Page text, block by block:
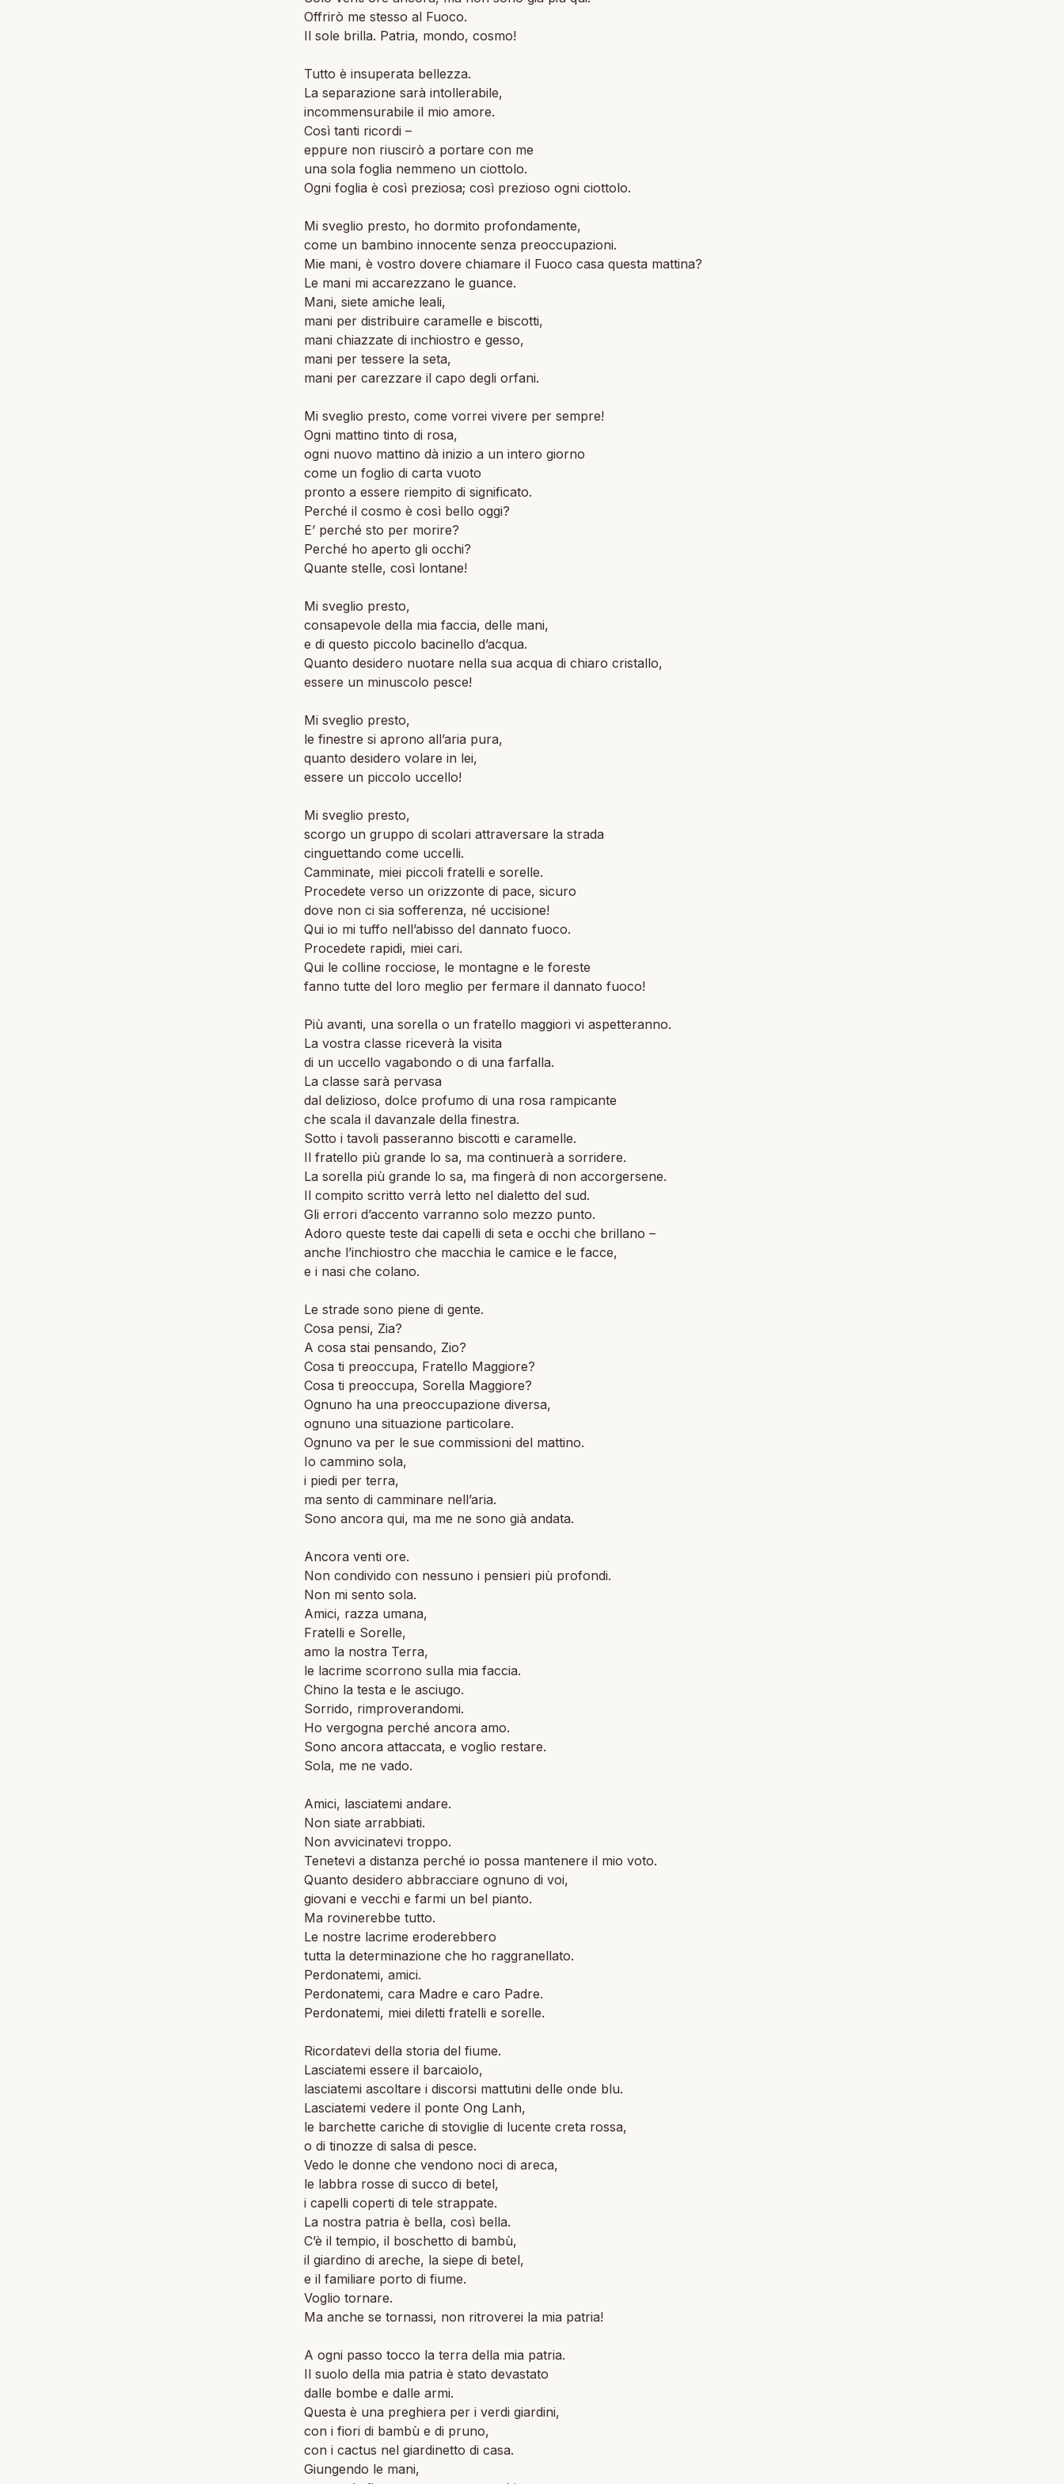
Offrirò me stesso al Fuoco.
Il sole brilla. Patria, mondo, cosmo!
Tutto è insuperata bellezza.
La separazione sarà intollerabile,
incommensurabile il mio amore.
Così tanti ricordi –
eppure non riuscirò a portare con me
una sola foglia nemmeno un ciottolo.
Ogni foglia è così preziosa; così prezioso ogni ciottolo.
Mi sveglio presto, ho dormito profondamente,
come un bambino innocente senza preoccupazioni.
Mie mani, è vostro dovere chiamare il Fuoco casa questa mattina?
Le mani mi accarezzano le guance.
Mani, siete amiche leali,
mani per distribuire caramelle e biscotti,
mani chiazzate di inchiostro e gesso,
mani per tessere la seta,
mani per carezzare il capo degli orfani.
Mi sveglio presto, come vorrei vivere per sempre!
Ogni mattino tinto di rosa,
ogni nuovo mattino dà inizio a un intero giorno
come un foglio di carta vuoto
pronto a essere riempito di significato.
Perché il cosmo è così bello oggi?
E’ perché sto per morire?
Perché ho aperto gli occhi?
Quante stelle, così lontane!
Mi sveglio presto,
consapevole della mia faccia, delle mani,
e di questo piccolo bacinello d’acqua.
Quanto desidero nuotare nella sua acqua di chiaro cristallo,
essere un minuscolo pesce!
Mi sveglio presto,
le finestre si aprono all’aria pura,
quanto desidero volare in lei,
essere un piccolo uccello!
Mi sveglio presto,
scorgo un gruppo di scolari attraversare la strada
cinguettando come uccelli.
Camminate, miei piccoli fratelli e sorelle.
Procedete verso un orizzonte di pace, sicuro
dove non ci sia sofferenza, né uccisione!
Qui io mi tuffo nell’abisso del dannato fuoco.
Procedete rapidi, miei cari.
Qui le colline rocciose, le montagne e le foreste
fanno tutte del loro meglio per fermare il dannato fuoco!
Più avanti, una sorella o un fratello maggiori vi aspetteranno.
La vostra classe riceverà la visita
di un uccello vagabondo o di una farfalla.
La classe sarà pervasa
dal delizioso, dolce profumo di una rosa rampicante
che scala il davanzale della finestra.
Sotto i tavoli passeranno biscotti e caramelle.
Il fratello più grande lo sa, ma continuerà a sorridere.
La sorella più grande lo sa, ma fingerà di non accorgersene.
Il compito scritto verrà letto nel dialetto del sud.
Gli errori d’accento varranno solo mezzo punto.
Adoro queste teste dai capelli di seta e occhi che brillano –
anche l’inchiostro che macchia le camice e le facce,
e i nasi che colano.
Le strade sono piene di gente.
Cosa pensi, Zia?
A cosa stai pensando, Zio?
Cosa ti preoccupa, Fratello Maggiore?
Cosa ti preoccupa, Sorella Maggiore?
Ognuno ha una preoccupazione diversa,
ognuno una situazione particolare.
Ognuno va per le sue commissioni del mattino.
Io cammino sola,
i piedi per terra,
ma sento di camminare nell’aria.
Sono ancora qui, ma me ne sono già andata.
Ancora venti ore.
Non condivido con nessuno i pensieri più profondi.
Non mi sento sola.
Amici, razza umana,
Fratelli e Sorelle,
amo la nostra Terra,
le lacrime scorrono sulla mia faccia.
Chino la testa e le asciugo.
Sorrido, rimproverandomi.
Ho vergogna perché ancora amo.
Sono ancora attaccata, e voglio restare.
Sola, me ne vado.
Amici, lasciatemi andare.
Non siate arrabbiati.
Non avvicinatevi troppo.
Tenetevi a distanza perché io possa mantenere il mio voto.
Quanto desidero abbracciare ognuno di voi,
giovani e vecchi e farmi un bel pianto.
Ma rovinerebbe tutto.
Le nostre lacrime eroderebbero
tutta la determinazione che ho raggranellato.
Perdonatemi, amici.
Perdonatemi, cara Madre e caro Padre.
Perdonatemi, miei diletti fratelli e sorelle.
Ricordatevi della storia del fiume.
Lasciatemi essere il barcaiolo,
lasciatemi ascoltare i discorsi mattutini delle onde blu.
Lasciatemi vedere il ponte Ong Lanh,
le barchette cariche di stoviglie di lucente creta rossa,
o di tinozze di salsa di pesce.
Vedo le donne che vendono noci di areca,
le labbra rosse di succo di betel,
i capelli coperti di tele strappate.
La nostra patria è bella, così bella.
C’è il tempio, il boschetto di bambù,
il giardino di areche, la siepe di betel,
e il familiare porto di fiume.
Voglio tornare.
Ma anche se tornassi, non ritroverei la mia patria!
A ogni passo tocco la terra della mia patria.
Il suolo della mia patria è stato devastato
dalle bombe e dalle armi.
Questa è una preghiera per i verdi giardini,
con i fiori di bambù e di pruno,
con i cactus nel giardinetto di casa.
Giungendo le mani,